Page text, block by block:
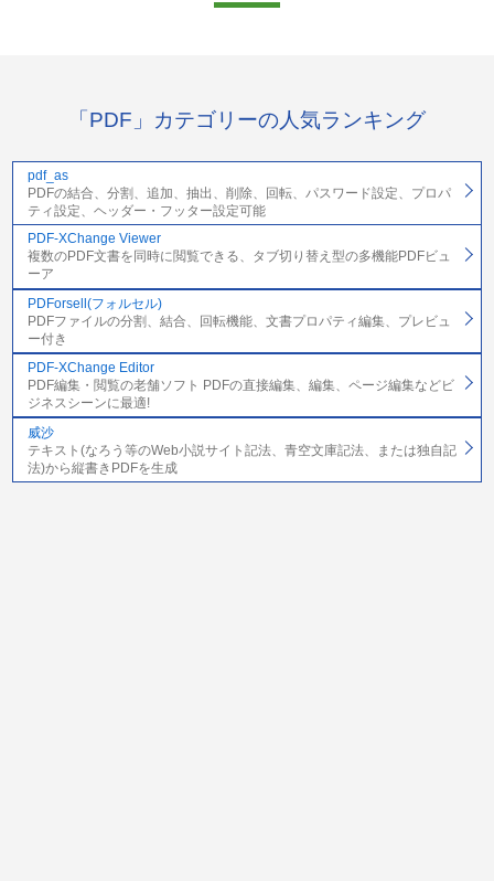
「PDF」カテゴリーの人気ランキング
pdf_as
PDFの結合、分割、追加、抽出、削除、回転、パスワード設定、プロパ
ティ設定、ヘッダー・フッター設定可能
PDF-XChange Viewer
複数のPDF文書を同時に閲覧できる、タブ切り替え型の多機能PDFビュ
ーア
PDForsell(フォルセル)
PDFファイルの分割、結合、回転機能、文書プロパティ編集、プレビュ
ー付き
PDF-XChange Editor
PDF編集・閲覧の老舗ソフト PDFの直接編集、編集、ページ編集などビ
ジネスシーンに最適!
威沙
テキスト(なろう等のWeb小説サイト記法、青空文庫記法、または独自記
法)から縦書きPDFを生成